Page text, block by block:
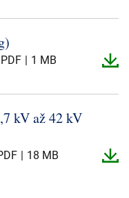
PDF 1 MB
kV až 42 kV
18 MB